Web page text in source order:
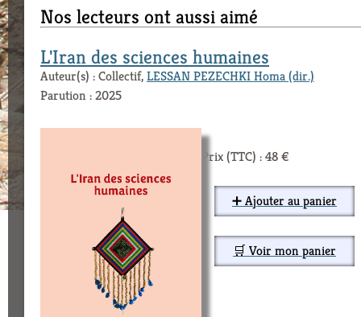
Nos lecteurs ont aussi aimé
L'Iran des sciences humaines
Auteur(s) : Collectif,LESSAN PEZECHKI Homa (dir.)
Parution : 2025
Prix (TTC) : 48 €
➕ Ajouter au panier
🛒 Voir mon panier